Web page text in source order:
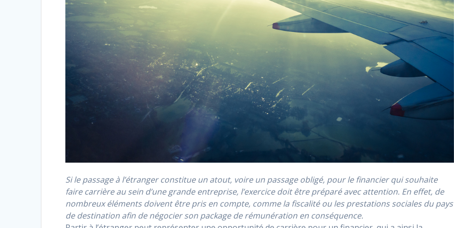
Si le passage à l’étranger constitue un atout, voire un passage obligé, pour le financier qui souhaite
faire carrière au sein d’une grande entreprise, l’exercice doit être préparé avec attention. En effet, de
nombreux éléments doivent être pris en compte, comme la fiscalité ou les prestations sociales du pays
de destination afin de négocier son package de rémunération en conséquence.